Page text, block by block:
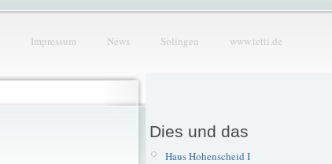
Impressum News Solingen www.tetti.de
Dies und das
Haus Hohenscheid I